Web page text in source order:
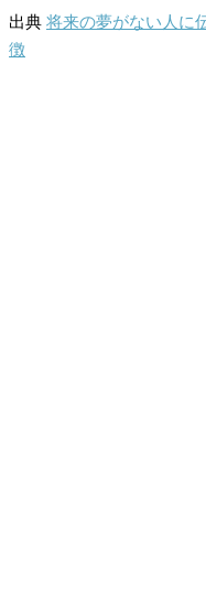
出典 将来の夢がない人に
徴